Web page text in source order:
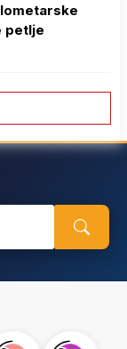
petlje